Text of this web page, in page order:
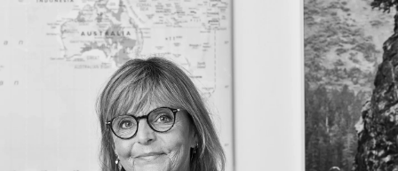
gård, hvor man kan lære om de bæredygtige
praksisser.
Cap Karoso er det perfekte sted for dem, der
søger en uforglemmelig oplevelse, hvor luksus og
natur forenes i en harmonisk balance. Uanset om
du ønsker at slappe af ved den rolige strand, nyde
udsøgte kulinariske oplevelser, eller udforske